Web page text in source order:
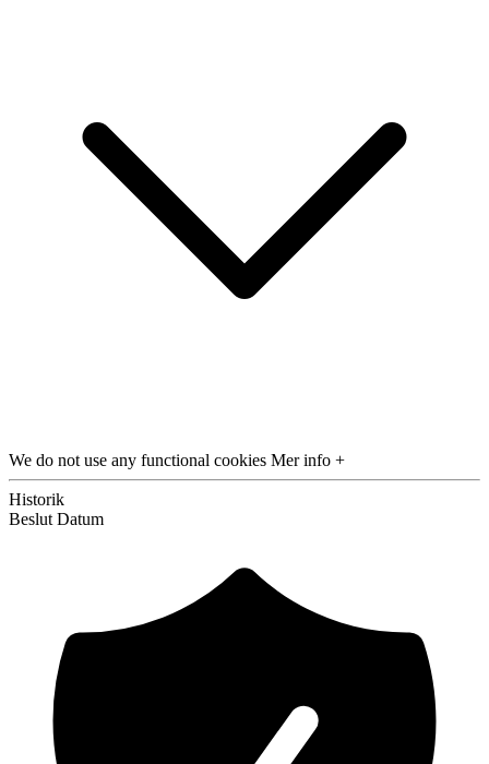
We do not use any functional cookies Mer info +
Historik
Beslut Datum